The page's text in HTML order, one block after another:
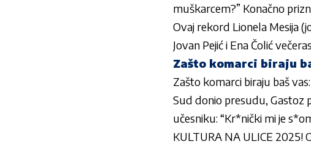
muškarcem?” Konačno
Ovaj rekord Lionela Mesija
Jovan Pejić i Ena Čolić
Zašto komarci biraju
Zašto komarci biraju baš
Sud donio presudu, Gastoz
učesniku: “Kr*nički mi je
KULTURA NA ULICE 2025!